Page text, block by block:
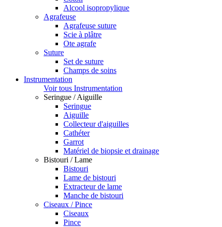
Alcool isopropylique
Agrafeuse
Agrafeuse suture
Scie à plâtre
Ote agrafe
Suture
Set de suture
Champs de soins
Instrumentation
Voir tous Instrumentation
Seringue / Aiguille
Seringue
Aiguille
Collecteur d'aiguilles
Cathéter
Garrot
Matériel de biopsie et drainage
Bistouri / Lame
Bistouri
Lame de bistouri
Extracteur de lame
Manche de bistouri
Ciseaux / Pince
Ciseaux
Pince